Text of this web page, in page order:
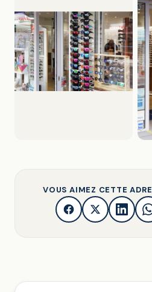
VOUS AIMEZ CETTE